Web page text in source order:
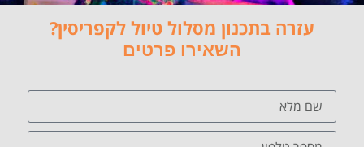
עזרה בתכנון מסלול טיול לקפריסין?
השאירו פרטים